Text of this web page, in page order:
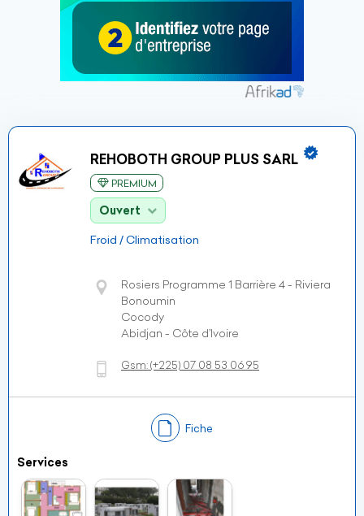
REHOBOTH GROUP PLUS SARL
PREMIUM
Ouvert
Froid / Climatisation
Rosiers Programme 1 Barrière 4 - Riviera
Bonoumin
Cocody
Abidjan - Côte d’Ivoire
Gsm:(+225) 07 08 53 06 95
Fiche
Services